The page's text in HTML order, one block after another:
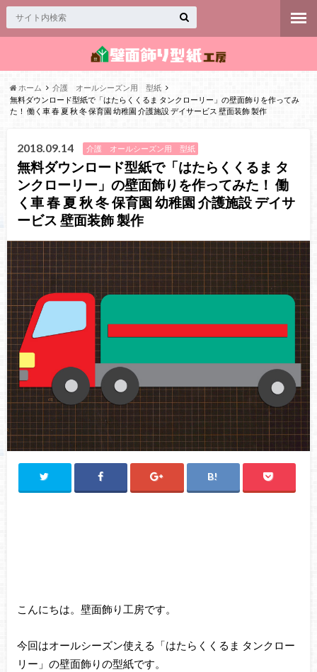
ホーム
介護 オールシーズン用 型紙
無料ダウンロード型紙で「はたらくくるま タンクローリー」の壁面飾りを作ってみ
た！ 働く車 春 夏 秋 冬 保育園 幼稚園 介護施設 デイサービス 壁面装飾 製作
2018.09.14 介護 オールシーズン用 型紙
無料ダウンロード型紙で「はたらくくるま タ
ンクローリー」の壁面飾りを作ってみた！ 働
く車 春 夏 秋 冬 保育園 幼稚園 介護施設 デイサ
ービス 壁面装飾 製作
こんにちは。壁面飾り工房です。
今回はオールシーズン使える「はたらくくるま タンクロー
リー」の壁面飾りの型紙です。